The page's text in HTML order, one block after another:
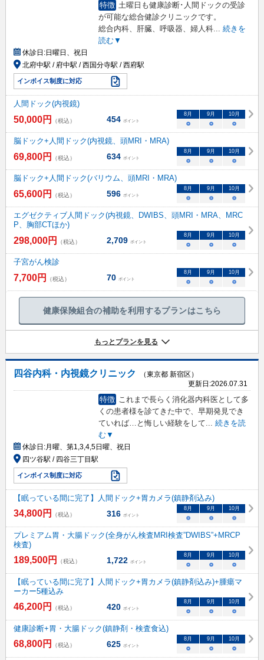
特徴 土曜日も健康診断･人間ドックの受診
が可能な総合健診クリニックです。
総合内科、肝臓、呼吸器、婦人科... 続きを
読む▼
休診日:日曜日、祝日
北府中駅 / 府中駅 / 西国分寺駅 / 西府駅
インボイス制度に対応
人間ドック(内視鏡)
50,000円 （税込） 454 ポイント
8月 9月 10月
○ ○ ○
脳ドック+人間ドック(内視鏡、頭MRI・MRA)
69,800円 （税込） 634 ポイント
8月 9月 10月
○ ○ ○
脳ドック+人間ドック(バリウム、頭MRI・MRA)
65,600円 （税込） 596 ポイント
8月 9月 10月
○ ○ ○
エグゼクティブ人間ドック(内視鏡、DWIBS、頭MRI・MRA、MRC
P、胸部CTほか)
298,000円 （税込） 2,709 ポイント
8月 9月 10月
○ ○ ○
子宮がん検診
7,700円 （税込） 70 ポイント
8月 9月 10月
○ ○ ○
健康保険組合の補助を利用するプランはこちら
もっとプランを見る
四谷内科・内視鏡クリニック
（東京都 新宿区）
更新日:2026.07.31
特徴
これまで長らく消化器内科医として多
くの患者様を診てきた中で、早期発見でき
ていれば…と悔しい経験をして
続きを読
む▼
休診日:月曜、第1,3,4,5日曜、祝日
四ツ谷駅 / 四谷三丁目駅
インボイス制度に対応
【眠っている間に完了】人間ドック+胃カメラ(鎮静剤込み)
34,800円 （税込） 316 ポイント
8 月 9 月 10月
○ ○ ○
プレミアム胃・大腸ドック(全身がん検査MRI検査”DWIBS”+MRCP
検査)
189,500円 （税込） 1,722 ポイント
8 月 9 月 10月
○ ○ ○
【眠っている間に完了】人間ドック+胃カメラ(鎮静剤込み)+腫瘍マ
ーカー5種込み
46,200円 （税込） 420 ポイント
8 月 9 月 10月
○ ○ ○
健康診断+胃・大腸ドック(鎮静剤・検査食込)
68,800円 （税込） 625 ポイント
8 月 9 月 10月
○ ○ ○